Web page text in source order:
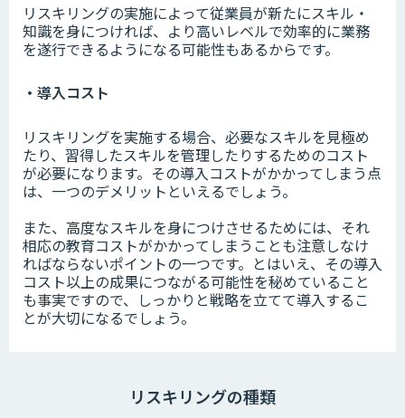
リスキリングの実施によって従業員が新たにスキル・
知識を身につければ、より高いレベルで効率的に業務
を遂行できるようになる可能性もあるからです。
・導入コスト
リスキリングを実施する場合、必要なスキルを見極め
たり、習得したスキルを管理したりするためのコスト
が必要になります。その導入コストがかかってしまう点
は、一つのデメリットといえるでしょう。
また、高度なスキルを身につけさせるためには、それ
相応の教育コストがかかってしまうことも注意しなけ
ればならないポイントの一つです。とはいえ、その導入
コスト以上の成果につながる可能性を秘めていること
も事実ですので、しっかりと戦略を立てて導入するこ
とが大切になるでしょう。
リスキリングの種類